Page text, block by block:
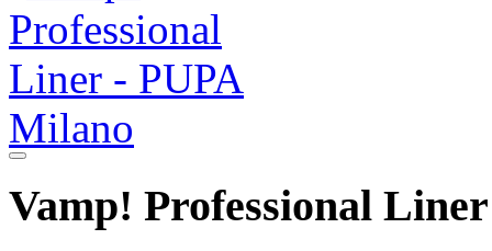
Vamp! Professional Liner